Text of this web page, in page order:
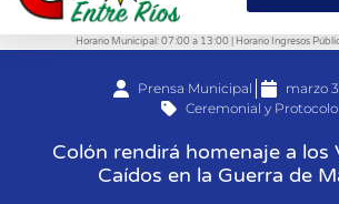
Horario Municipal: 07:00 a 13:00 | Horario Ingresos
Prensa Municipal
marzo
Ceremonial y Protocolo
Colón rendirá homenaje a los
Caídos en la Guerra de